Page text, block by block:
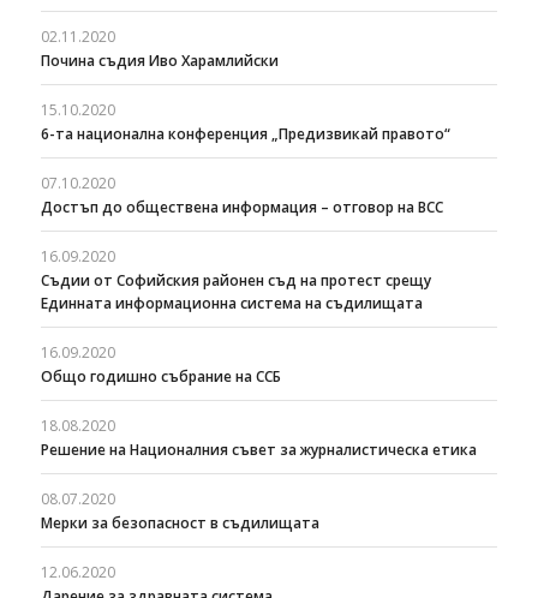
02.11.2020
Почина съдия Иво Харамлийски
15.10.2020
6-та национална конференция „Предизвикай правото“
07.10.2020
Достъп до обществена информация – отговор на ВСС
16.09.2020
Съдии от Софийския районен съд на протест срещу
Единната информационна система на съдилищата
16.09.2020
Общо годишно събрание на ССБ
18.08.2020
Решение на Националния съвет за журналистическа етика
08.07.2020
Мерки за безопасност в съдилищата
12.06.2020